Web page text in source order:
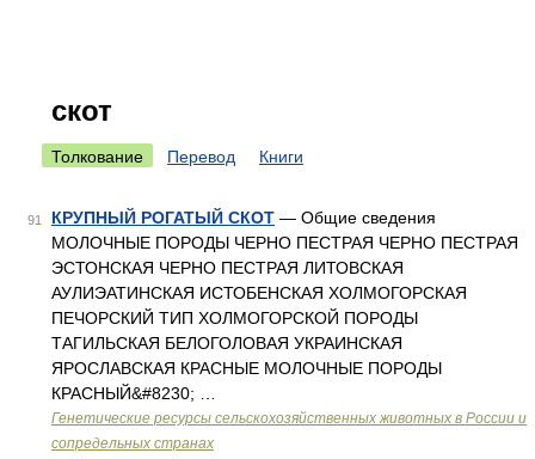
скот
Толкование Перевод Книги
91 КРУПНЫЙ РОГАТЫЙ СКОТ — Общие сведения
МОЛОЧНЫЕ ПОРОДЫ ЧЕРНО ПЕСТРАЯ ЧЕРНО ПЕСТРАЯ
ЭСТОНСКАЯ ЧЕРНО ПЕСТРАЯ ЛИТОВСКАЯ
АУЛИЭАТИНСКАЯ ИСТОБЕНСКАЯ ХОЛМОГОРСКАЯ
ПЕЧОРСКИЙ ТИП ХОЛМОГОРСКОЙ ПОРОДЫ
ТАГИЛЬСКАЯ БЕЛОГОЛОВАЯ УКРАИНСКАЯ
ЯРОСЛАВСКАЯ КРАСНЫЕ МОЛОЧНЫЕ ПОРОДЫ
КРАСНЫЙ&#8230; …
Генетические ресурсы сельскохозяйственных животных в России и
сопредельных странах